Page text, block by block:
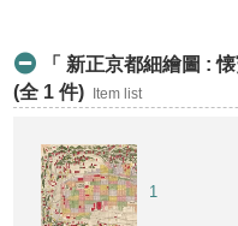
「 新正京都細繪圖 :
(全 1 件)
Item list
1